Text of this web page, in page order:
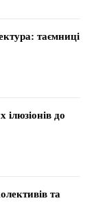
таємниці
ілюзіонів до
та